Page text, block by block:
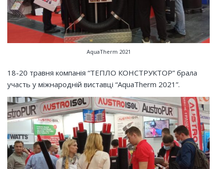
AquaTherm 2021
18-20 травня компанія “ТЕПЛО КОНСТРУКТОР” брала
участь у міжнародній виставці “AquaTherm 2021”.